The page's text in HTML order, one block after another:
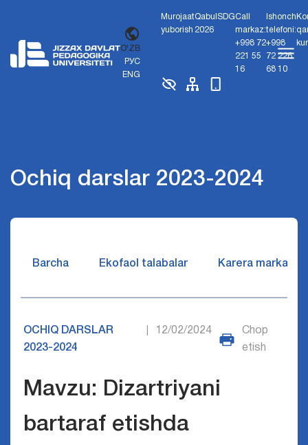
O'ZB
РУС
ENG
Murojaat
yuborish
Qabul
2026
SDGCall
markaz:
+998 72
221 55
16
Ishonch
telefoni:
+998
72 226
68 10
Ochiq darslar 2023-2024
Barcha Ekofaol talabalar Karera markazi
OCHIQ DARSLAR
2023-2024
12/02/2024
Chop
etish
Mavzu: Dizartriyani
bartaraf etishda